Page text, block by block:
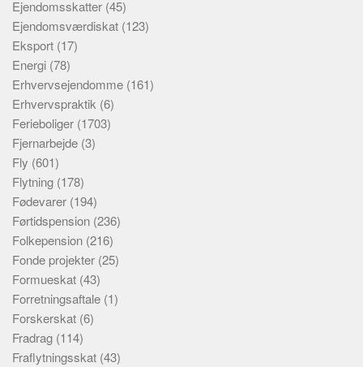
Ejendomsskatter (45)
Ejendomsværdiskat (123)
Eksport (17)
Energi (78)
Erhvervsejendomme (161)
Erhvervspraktik (6)
Ferieboliger (1703)
Fjernarbejde (3)
Fly (601)
Flytning (178)
Fødevarer (194)
Førtidspension (236)
Folkepension (216)
Fonde projekter (25)
Formueskat (43)
Forretningsaftale (1)
Forskerskat (6)
Fradrag (114)
Fraflytningsskat (43)